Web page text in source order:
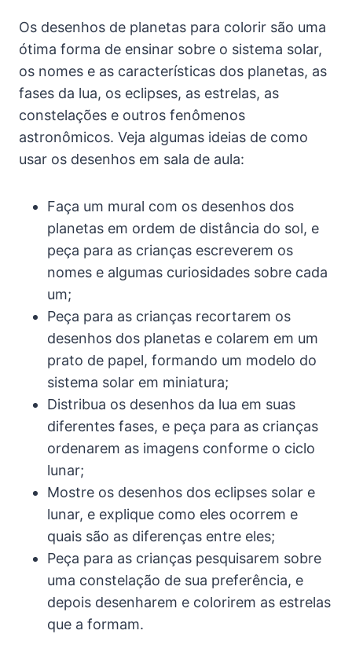
Os desenhos de planetas para colorir são uma
ótima forma de ensinar sobre o sistema solar,
os nomes e as características dos planetas, as
fases da lua, os eclipses, as estrelas, as
constelações e outros fenômenos
astronômicos. Veja algumas ideias de como
usar os desenhos em sala de aula:
Faça um mural com os desenhos dos
planetas em ordem de distância do sol, e
peça para as crianças escreverem os
nomes e algumas curiosidades sobre cada
um;
Peça para as crianças recortarem os
desenhos dos planetas e colarem em um
prato de papel, formando um modelo do
sistema solar em miniatura;
Distribua os desenhos da lua em suas
diferentes fases, e peça para as crianças
ordenarem as imagens conforme o ciclo
lunar;
Mostre os desenhos dos eclipses solar e
lunar, e explique como eles ocorrem e
quais são as diferenças entre eles;
Peça para as crianças pesquisarem sobre
uma constelação de sua preferência, e
depois desenharem e colorirem as estrelas
que a formam.